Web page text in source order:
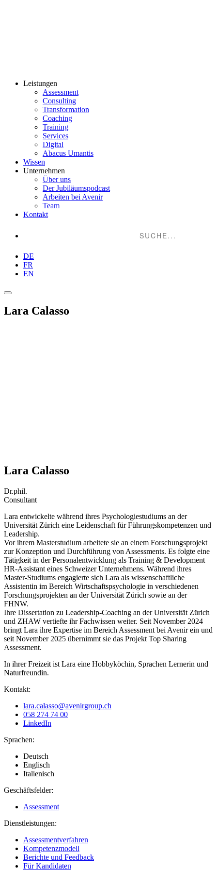
Leistungen
Assessment
Consulting
Transformation
Coaching
Training
Services
Digital
Abacus Umantis
Wissen
Unternehmen
Über uns
Der Jubiläumspodcast
Arbeiten bei Avenir
Team
Kontakt
DE
FR
EN
Lara Calasso
Lara Calasso
Dr.phil.
Consultant
Lara entwickelte während ihres Psychologiestudiums an der
Universität Zürich eine Leidenschaft für Führungskompetenzen und
Leadership.
Vor ihrem Masterstudium arbeitete sie an einem Forschungsprojekt
zur Konzeption und Durchführung von Assessments. Es folgte eine
Tätigkeit in der Personalentwicklung als Training & Development
HR-Assistant eines Schweizer Unternehmens. Während ihres
Master-Studiums engagierte sich Lara als wissenschaftliche
Assistentin im Bereich Wirtschaftspsychologie in verschiedenen
Forschungsprojekten an der Universität Zürich sowie an der
FHNW.
Ihre Dissertation zu Leadership-Coaching an der Universität Zürich
und ZHAW vertiefte ihr Fachwissen weiter. Seit November 2024
bringt Lara ihre Expertise im Bereich Assessment bei Avenir ein und
seit November 2025 übernimmt sie das Projekt Top Sharing
Assessment.
In ihrer Freizeit ist Lara eine Hobbyköchin, Sprachen Lernerin und
Naturfreundin.
Kontakt:
lara.calasso@avenirgroup.ch
058 274 74 00
LinkedIn
Sprachen:
Deutsch
Englisch
Italienisch
Geschäftsfelder:
Assessment
Dienstleistungen:
Assessmentverfahren
Kompetenzmodell
Berichte und Feedback
Für Kandidaten